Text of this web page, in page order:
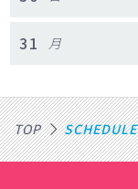
31 月
TOP SCHEDULE